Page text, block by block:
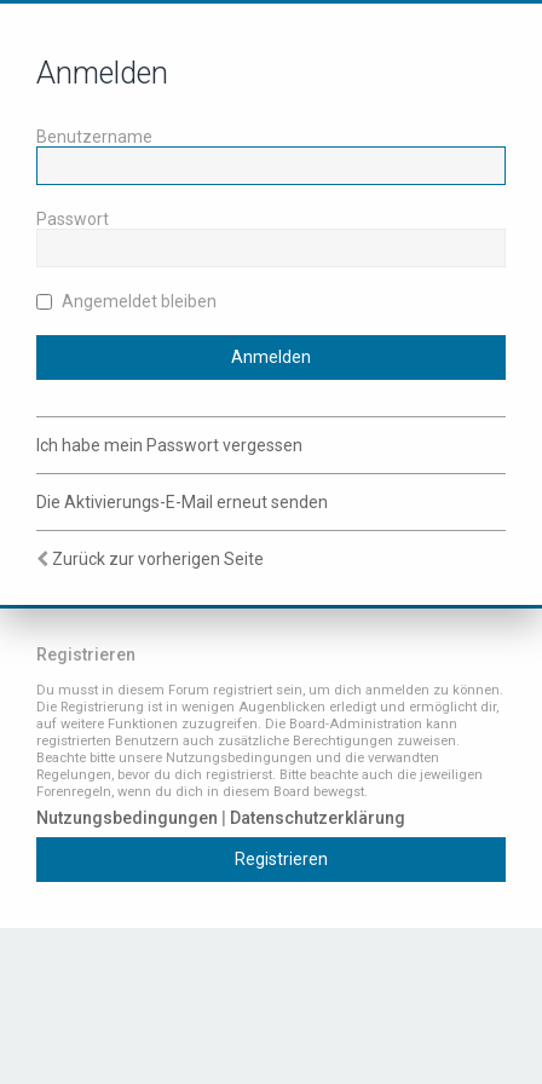
Anmelden
Benutzername
Passwort
Angemeldet bleiben
Ich habe mein Passwort vergessen
Die Aktivierungs-E-Mail erneut senden
Zurück zur vorherigen Seite
Registrieren
Du musst in diesem Forum registriert sein, um dich anmelden zu können.
Die Registrierung ist in wenigen Augenblicken erledigt und ermöglicht dir,
auf weitere Funktionen zuzugreifen. Die Board-Administration kann
registrierten Benutzern auch zusätzliche Berechtigungen zuweisen.
Beachte bitte unsere Nutzungsbedingungen und die verwandten
Regelungen, bevor du dich registrierst. Bitte beachte auch die jeweiligen
Forenregeln, wenn du dich in diesem Board bewegst.
Nutzungsbedingungen Datenschutzerklärung
Registrieren